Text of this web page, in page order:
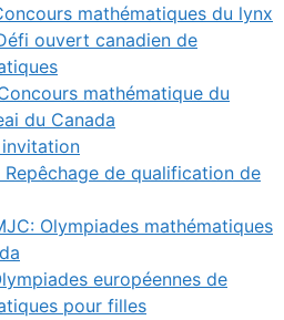
mathématiques du lynx
ouvert canadien de
mathématique du
du Canada
Repêchage de qualification de
Olympiades mathématiques
européennes de
pour filles